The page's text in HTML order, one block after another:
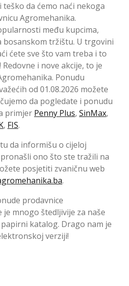
da ćemo naći nekoga
Agromehanika.
među kupcima,
bosanskom tržištu. U trgovini
ćete sve što vam treba i to
i nove akcije, to je
Ponudu
od 01.08.2026 možete
da pogledate i ponudu
primjer Penny Plus, SinMax,
, FIS.
da informišu o cijeloj
ono što ste tražili na
posjetiti zvaničnu web
.
prodavnice
mnogo štedljivije za naše
katalog. Drago nam je
verziji!